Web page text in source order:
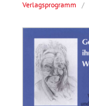
Verlagsprogramm /